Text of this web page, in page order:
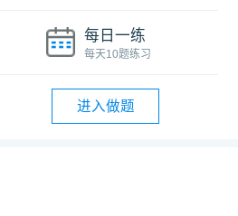
每日一练
每天10题练习
进入做题